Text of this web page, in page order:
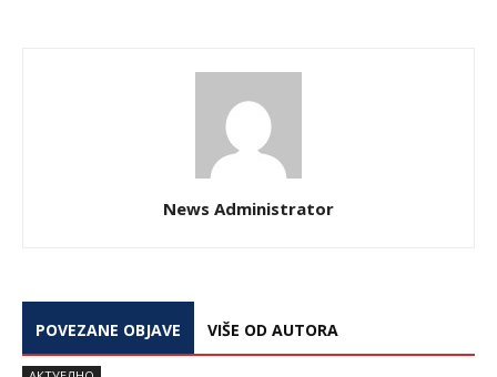
News Administrator
POVEZANE OBJAVE VIŠE OD AUTORA